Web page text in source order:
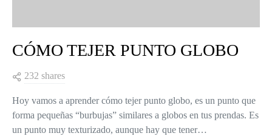
CÓMO TEJER PUNTO GLOBO
232 shares
Hoy vamos a aprender cómo tejer punto globo, es un punto que
forma pequeñas “burbujas” similares a globos en tus prendas. Es
un punto muy texturizado, aunque hay que tener…